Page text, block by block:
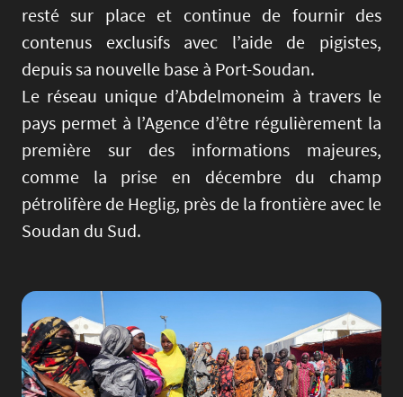
resté sur place et continue de fournir des
contenus exclusifs avec l’aide de pigistes,
depuis sa nouvelle base à Port-Soudan.
Le réseau unique d’Abdelmoneim à travers le
pays permet à l’Agence d’être régulièrement la
première sur des informations majeures,
comme la prise en décembre du champ
pétrolifère de Heglig, près de la frontière avec le
Soudan du Sud.
Image